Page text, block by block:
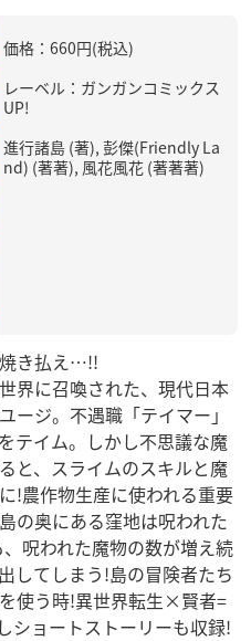
価格：660円(税込)
レーベル：ガンガンコミックス
UP!
進行諸島 (著), 彭傑(Friendly La
nd) (著著), 風花風花 (著著著)
き払え…!!
界に召喚された、現代日本
ージ。不遇職「テイマー」
テイム。しかし不思議な魔
と、スライムのスキルと魔
!農作物生産に使われる重要
の奥にある窪地は呪われた
呪われた魔物の数が増え続
してしまう!島の冒険者たち
使う時!異世界転生×賢者=
ショートストーリーも収録!